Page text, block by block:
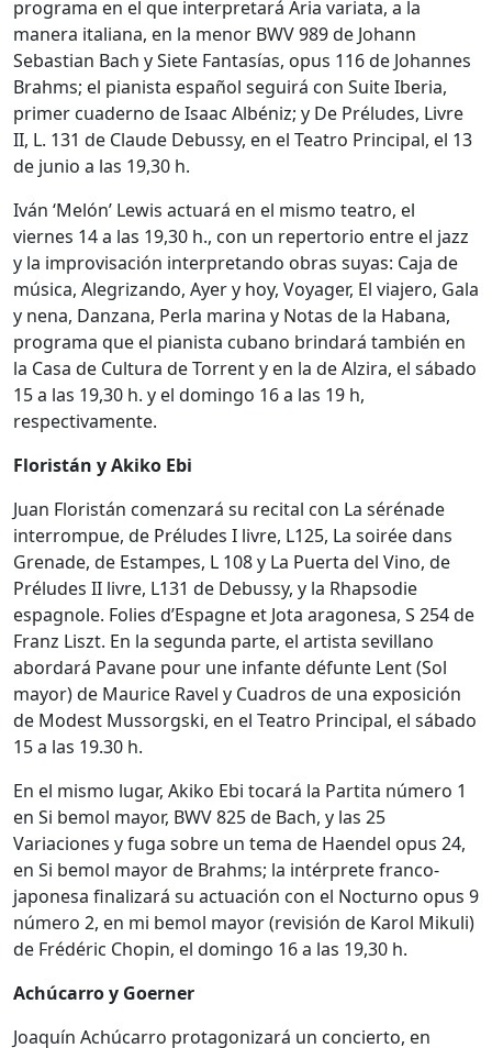
programa en el que interpretará Aria variata, a la
manera italiana, en la menor BWV 989 de Johann
Sebastian Bach y Siete Fantasías, opus 116 de Johannes
Brahms; el pianista español seguirá con Suite Iberia,
primer cuaderno de Isaac Albéniz; y De Préludes, Livre
II, L. 131 de Claude Debussy, en el Teatro Principal, el 13
de junio a las 19,30 h.
Iván ‘Melón’ Lewis actuará en el mismo teatro, el
viernes 14 a las 19,30 h., con un repertorio entre el jazz
y la improvisación interpretando obras suyas: Caja de
música, Alegrizando, Ayer y hoy, Voyager, El viajero, Gala
y nena, Danzana, Perla marina y Notas de la Habana,
programa que el pianista cubano brindará también en
la Casa de Cultura de Torrent y en la de Alzira, el sábado
15 a las 19,30 h. y el domingo 16 a las 19 h,
respectivamente.
Floristán y Akiko Ebi
Juan Floristán comenzará su recital con La sérénade
interrompue, de Préludes I livre, L125, La soirée dans
Grenade, de Estampes, L 108 y La Puerta del Vino, de
Préludes II livre, L131 de Debussy, y la Rhapsodie
espagnole. Folies d’Espagne et Jota aragonesa, S 254 de
Franz Liszt. En la segunda parte, el artista sevillano
abordará Pavane pour une infante défunte Lent (Sol
mayor) de Maurice Ravel y Cuadros de una exposición
de Modest Mussorgski, en el Teatro Principal, el sábado
15 a las 19.30 h.
En el mismo lugar, Akiko Ebi tocará la Partita número 1
en Si bemol mayor, BWV 825 de Bach, y las 25
Variaciones y fuga sobre un tema de Haendel opus 24,
en Si bemol mayor de Brahms; la intérprete franco-
japonesa finalizará su actuación con el Nocturno opus 9
número 2, en mi bemol mayor (revisión de Karol Mikuli)
de Frédéric Chopin, el domingo 16 a las 19,30 h.
Achúcarro y Goerner
Joaquín Achúcarro protagonizará un concierto, en